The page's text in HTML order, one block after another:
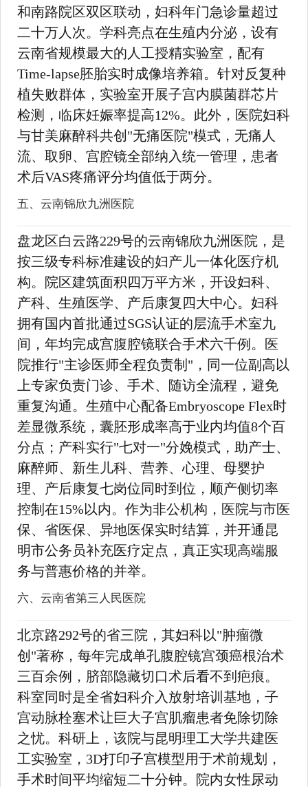
和南路院区双区联动，妇科年门急诊量超过
二十万人次。学科亮点在生殖内分泌，设有
云南省规模最大的人工授精实验室，配有
Time-lapse胚胎实时成像培养箱。针对反复种
植失败群体，实验室开展子宫内膜菌群芯片
检测，临床妊娠率提高12%。此外，医院妇科
与甘美麻醉科共创"无痛医院"模式，无痛人
流、取卵、宫腔镜全部纳入统一管理，患者
术后VAS疼痛评分均值低于两分。
五、云南锦欣九洲医院
盘龙区白云路229号的云南锦欣九洲医院，是
按三级专科标准建设的妇产儿一体化医疗机
构。院区建筑面积四万平方米，开设妇科、
产科、生殖医学、产后康复四大中心。妇科
拥有国内首批通过SGS认证的层流手术室九
间，年均完成宫腹腔镜联合手术六千例。医
院推行"主诊医师全程负责制"，同一位副高以
上专家负责门诊、手术、随访全流程，避免
重复沟通。生殖中心配备Embryoscope Flex时
差显微系统，囊胚形成率高于业内均值8个百
分点；产科实行"七对一"分娩模式，助产士、
麻醉师、新生儿科、营养、心理、母婴护
理、产后康复七岗位同时到位，顺产侧切率
控制在15%以内。作为非公机构，医院与市医
保、省医保、异地医保实时结算，并开通昆
明市公务员补充医疗定点，真正实现高端服
务与普惠价格的并举。
六、云南省第三人民医院
北京路292号的省三院，其妇科以"肿瘤微
创"著称，每年完成单孔腹腔镜宫颈癌根治术
三百余例，脐部隐藏切口术后看不到疤痕。
科室同时是全省妇科介入放射培训基地，子
宫动脉栓塞术让巨大子宫肌瘤患者免除切除
之忧。科研上，该院与昆明理工大学共建医
工实验室，3D打印子宫模型用于术前规划，
手术时间平均缩短二十分钟。院内女性尿动